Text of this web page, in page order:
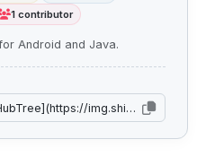
1 contributor
Android and Java.